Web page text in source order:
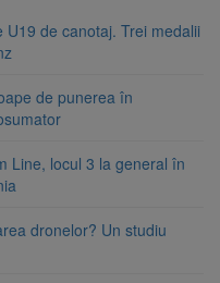
de canotaj. Trei medalii
de punerea în
Line, locul 3 la general în
dronelor? Un studiu